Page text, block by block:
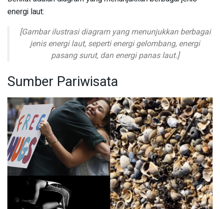
energi laut:
[Gambar ilustrasi diagram yang menunjukkan berbagai
jenis energi laut, seperti energi gelombang, energi
pasang surut, dan energi panas laut.]
Sumber Pariwisata